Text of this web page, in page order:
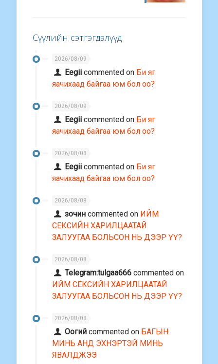
Сүүлийн сэтгэгдэлүүд
2026/08/09
Eegii commented on Би яг
яачихаад байгаа юм бол оо?
2026/08/09
Eegii commented on Би яг
яачихаад байгаа юм бол оо?
2026/08/08
Eegii commented on Би яг
яачихаад байгаа юм бол оо?
2026/08/08
зочин commented on ИЙМ
СЕКСИЙН ХАРИЛЦААТАЙ
ЗАЛУУГАА БОЛЬСОН НЬ ДЭЭР ҮҮ?
2026/08/08
Telegram:tulgaa666 commented on
ИЙМ СЕКСИЙН ХАРИЛЦААТАЙ
ЗАЛУУГАА БОЛЬСОН НЬ ДЭЭР ҮҮ?
2026/08/08
Оогий commented on БАГЫН
МИНЬ АНД ЭХНЭРТЭЙ МИНЬ
ЯВАЛДЖЭЭ